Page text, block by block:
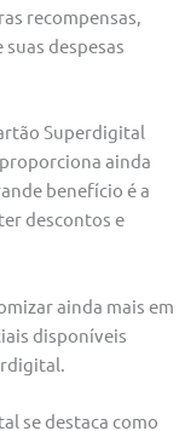
recompensas,
despesas
Superdigital
ainda
benefício é a
descontos e
ainda mais em
disponíveis
se destaca como